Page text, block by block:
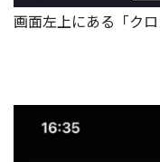
画面左上にある「ク